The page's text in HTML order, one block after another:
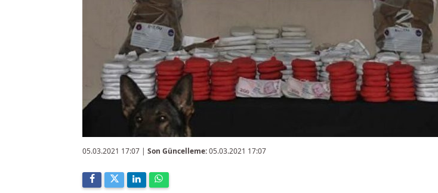
05.03.2021 17:07 | Son Güncelleme:05.03.2021 17:07